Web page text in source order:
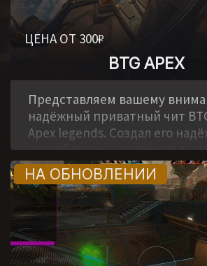
ЦЕНА ОТ 300₽
BTG APEX
Представляем вашему
надёжный приватный чит
Apex legends. Создал его
разработчик, у которого в
множество различных
популярным играм.